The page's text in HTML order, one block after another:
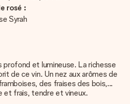
rosé :
Syrah
profond et lumineuse. La richesse
de ce vin. Un nez aux arômes de
des fraises des bois,...
et frais, tendre et vineux.